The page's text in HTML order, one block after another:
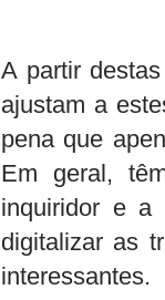
A partir
ajustam a
pena que
Em geral,
inquiridor e a
digitalizar as